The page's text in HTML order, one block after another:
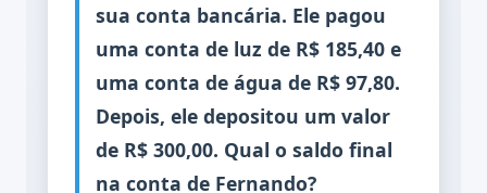
sua conta bancária. Ele pagou
uma conta de luz de R$ 185,40 e
uma conta de água de R$ 97,80.
Depois, ele depositou um valor
de R$ 300,00. Qual o saldo final
na conta de Fernando?